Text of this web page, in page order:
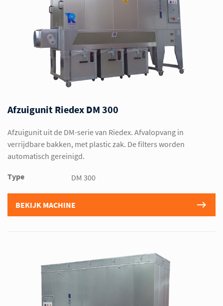
Afzuigunit Riedex DM 300
Afzuigunit uit de DM-serie van Riedex. Afvalopvang in
verrijdbare bakken, met plastic zak. De filters worden
automatisch gereinigd.
Type DM 300
BEKIJK MACHINE